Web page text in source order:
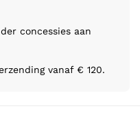
concessies aan
vanaf € 120.